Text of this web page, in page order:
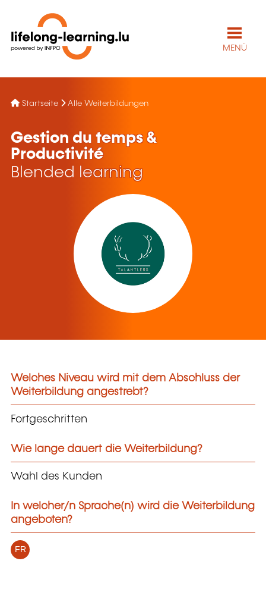
MENÜ
Startseite Alle Weiterbildungen
Gestion du temps &
Productivité
Blended learning
Welches Niveau wird mit dem Abschluss der
Weiterbildung angestrebt?
Fortgeschritten
Wie lange dauert die Weiterbildung?
Wahl des Kunden
In welcher/n Sprache(n) wird die Weiterbildung
angeboten?
FR